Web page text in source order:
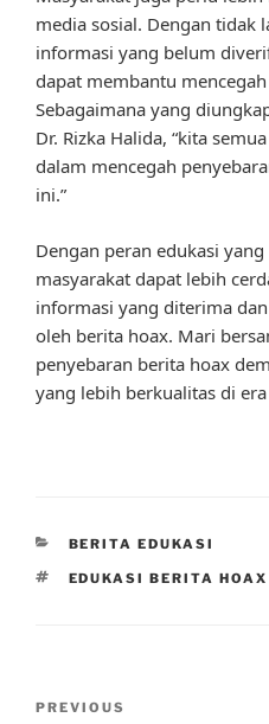
media sosial. Dengan tidak
informasi yang belum
dapat membantu
Sebagaimana yang
Dr. Rizka Halida, “kita
dalam mencegah
ini.”
Dengan peran edukasi
masyarakat dapat lebih
informasi yang diterima
oleh berita hoax. Mari
penyebaran berita hoax
yang lebih berkualitas di
CATEGORIES
BERITA EDUKASI
TAGS
EDUKASI BERITA HOAX
Previous
PREVIOUS